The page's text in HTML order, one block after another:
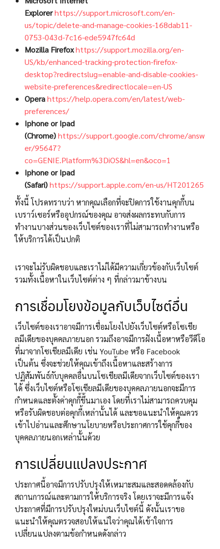
Explorerhttps://support.microsoft.com/en-
us/topic/delete-and-manage-cookies-168dab11-
0753-043d-7c16-ede5947fc64d
Mozilla Firefoxhttps://support.mozilla.org/en-
US/kb/enhanced-tracking-protection-firefox-
desktop?redirectslug=enable-and-disable-cookies-
website-preferences&redirectlocale=en-US
Operahttps://help.opera.com/en/latest/web-
preferences/
Iphone or Ipad
(Chrome)https://support.google.com/chrome/answ
er/95647?
co=GENIE.Platform%3DiOS&hl=en&oco=1
Iphone or Ipad
(Safari)https://support.apple.com/en-us/HT201265
ทั้งนี้ โปรดทราบว่า หากคุณเลือกที่จะปิดการใช้งานคุกกี้บน
เบราว์เซอร์หรืออุปกรณ์ของคุณ อาจส่งผลกระทบกับการ
ทำงานบางส่วนของเว็บไซต์ของเราที่ไม่สามารถทำงานหรือ
ให้บริการได้เป็นปกติ
เราจะไม่รับผิดชอบและเราไม่ได้มีความเกี่ยวข้องกับเว็บไซต์
รวมทั้งเนื้อหาในเว็บไซต์ต่าง ๆ ที่กล่าวมาข้างบน
การเชื่อมโยงข้อมูลกับเว็บไซต์อื่น
เว็บไซต์ของเราอาจมีการเชื่อมโยงไปยังเว็บไซต์หรือโซเชีย
ลมีเดียของบุคคลภายนอก รวมถึงอาจมีการฝังเนื้อหาหรือวีดีโอ
ที่มาจากโซเชียลมีเดีย เช่น YouTube หรือ Facebook
เป็นต้น ซึ่งจะช่วยให้คุณเข้าถึงเนื้อหาและสร้างการ
ปฏิสัมพันธ์กับบุคคลอื่นบนโซเชียลมีเดียจากเว็บไซต์ของเรา
ได้ ซึ่งเว็บไซต์หรือโซเชียลมีเดียของบุคคลภายนอกจะมีการ
กำหนดและตั้งค่าคุกกี้ขึ้นมาเอง โดยที่เราไม่สามารถควบคุม
หรือรับผิดชอบต่อคุกกี้เหล่านั้นได้ และขอแนะนำให้คุณควร
เข้าไปอ่านและศึกษานโยบายหรือประกาศการใช้คุกกี้ของ
บุคคลภายนอกเหล่านั้นด้วย
การเปลี่ยนแปลงประกาศ
ประกาศนี้อาจมีการปรับปรุงให้เหมาะสมและสอดคล้องกับ
สถานการณ์และตามการให้บริการจริง โดยเราจะมีการแจ้ง
ประกาศที่มีการปรับปรุงใหม่บนเว็บไซต์นี้ ดังนั้นเราขอ
แนะนำให้คุณตรวจสอบให้แน่ใจว่าคุณได้เข้าใจการ
เปลี่ยนแปลงตามข้อกำหนดดังกล่าว